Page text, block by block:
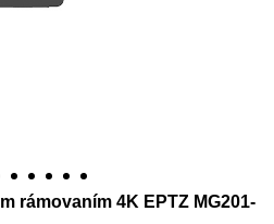
rámovaním 4K EPTZ MG201-